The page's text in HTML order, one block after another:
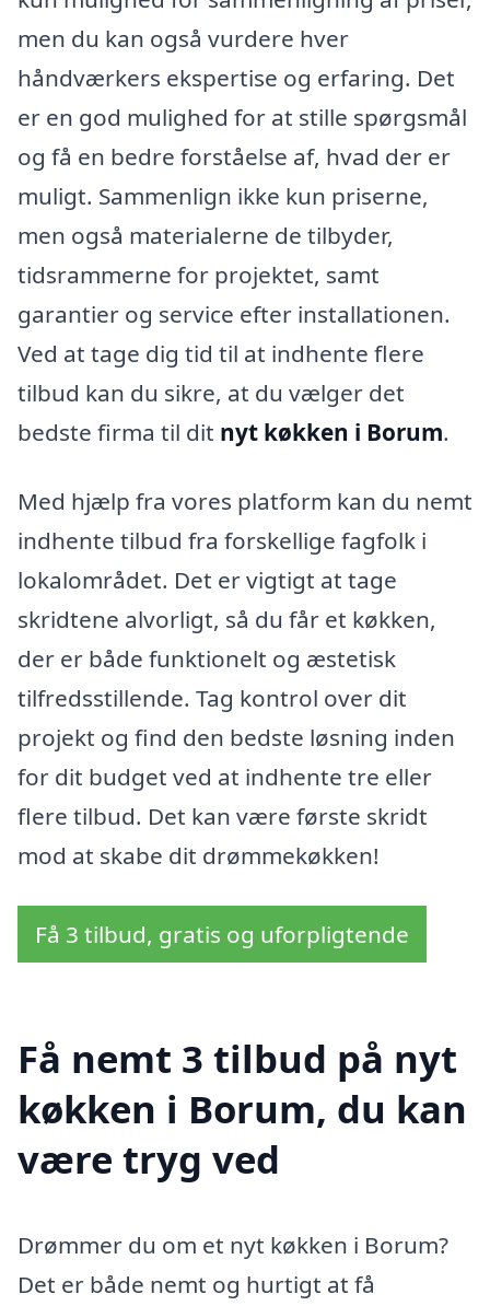
men du kan også vurdere hver
håndværkers ekspertise og erfaring. Det
er en god mulighed for at stille spørgsmål
og få en bedre forståelse af, hvad der er
muligt. Sammenlign ikke kun priserne,
men også materialerne de tilbyder,
tidsrammerne for projektet, samt
garantier og service efter installationen.
Ved at tage dig tid til at indhente flere
tilbud kan du sikre, at du vælger det
bedste firma til dit nyt køkken i Borum.
Med hjælp fra vores platform kan du nemt
indhente tilbud fra forskellige fagfolk i
lokalområdet. Det er vigtigt at tage
skridtene alvorligt, så du får et køkken,
der er både funktionelt og æstetisk
tilfredsstillende. Tag kontrol over dit
projekt og find den bedste løsning inden
for dit budget ved at indhente tre eller
flere tilbud. Det kan være første skridt
mod at skabe dit drømmekøkken!
Få 3 tilbud, gratis og uforpligtende
Få nemt 3 tilbud på nyt
køkken i Borum, du kan
være tryg ved
Drømmer du om et nyt køkken i Borum?
Det er både nemt og hurtigt at få